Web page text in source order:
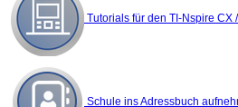
Tutorials für den TI-Nspire CX
Schule ins Adressbuch